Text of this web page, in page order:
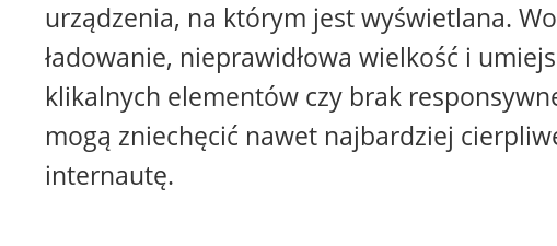
urządzenia, na którym jest wyświetlana.
ładowanie, nieprawidłowa wielkość i
klikalnych elementów czy brak
mogą zniechęcić nawet najbardziej
internautę.